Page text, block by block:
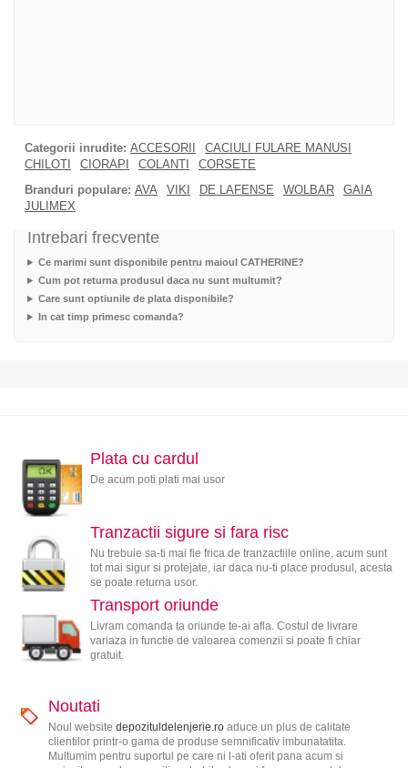
Categorii inrudite: ACCESORII
CACIULI FULARE MANUSI
CHILOTI
CIORAPI COLANTI
CORSETE
Branduri populare: AVA VIKI DE LAFENSE WOLBAR
GAIA
JULIMEX
Intrebari frecvente
Ce marimi sunt disponibile pentru maioul CATHERINE?
Cum pot returna produsul daca nu sunt multumit?
Care sunt optiunile de plata disponibile?
In cat timp primesc comanda?
Plata cu cardul
De acum poti plati mai usor
Tranzactii sigure si fara risc
Nu trebuie sa-ti mai fie frica de tranzactiile online, acum sunt
tot mai sigur si protejate, iar daca nu-ti place produsul, acesta
se poate returna usor.
Transport oriunde
Livram comanda ta oriunde te-ai afla. Costul de livrare
variaza in functie de valoarea comenzii si poate fi chiar
gratuit.
Noutati
Noul website depozituldelenjerie.roaduce un plus de calitate
clientilor printr-o gama de produse semnificativ imbunatatita.
Multumim pentru suportul pe care ni l-ati oferit pana acum si